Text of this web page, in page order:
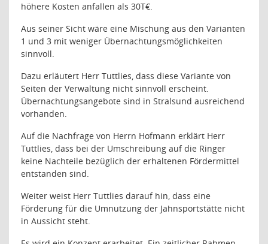
höhere Kosten anfallen als 30T€.
Aus seiner Sicht wäre eine Mischung aus den Varianten
1 und 3 mit weniger Übernachtungsmöglichkeiten
sinnvoll.
Dazu erläutert Herr Tuttlies, dass diese Variante von
Seiten der Verwaltung nicht sinnvoll erscheint.
Übernachtungsangebote sind in Stralsund ausreichend
vorhanden.
Auf die Nachfrage von Herrn Hofmann erklärt Herr
Tuttlies, dass bei der Umschreibung auf die Ringer
keine Nachteile bezüglich der erhaltenen Fördermittel
entstanden sind.
Weiter weist Herr Tuttlies darauf hin, dass eine
Förderung für die Umnutzung der Jahnsportstätte nicht
in Aussicht steht.